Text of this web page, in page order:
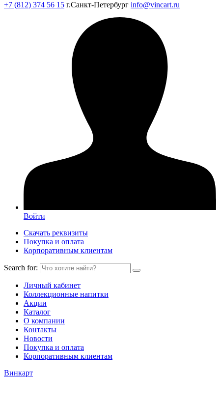
+7 (812) 374 56 15 г.Санкт-Петербург info@vincart.ru
Войти
Скачать реквизиты
Покупка и оплата
Корпоративным клиентам
Search for:
Личный кабинет
Коллекционные напитки
Акции
Каталог
О компании
Контакты
Новости
Покупка и оплата
Корпоративным клиентам
Винкарт